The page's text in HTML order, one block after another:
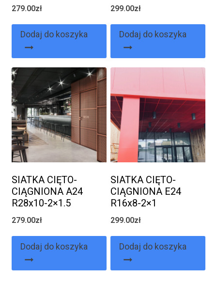
279.00zł
Dodaj do koszyka
299.00zł
Dodaj do koszyka
SIATKA CIĘTO-
CIĄGNIONA A24
R28x10-2×1.5
279.00zł
Dodaj do koszyka
SIATKA CIĘTO-
CIĄGNIONA E24
R16x8-2×1
299.00zł
Dodaj do koszyka